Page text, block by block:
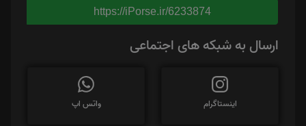
https://iPorse.ir/6233874
ارسال به شبکه های اجتماعی
اینستاگرام واتس اپ